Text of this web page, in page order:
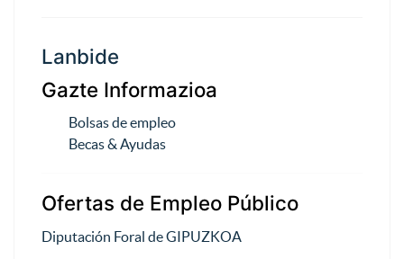
Lanbide
Gazte Informazioa
Bolsas de empleo
Becas & Ayudas
Ofertas de Empleo Público
Diputación Foral de GIPUZKOA